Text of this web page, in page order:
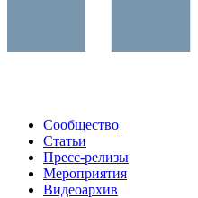
Сообщество
Статьи
Пресс-релизы
Мероприятия
Видеоархив